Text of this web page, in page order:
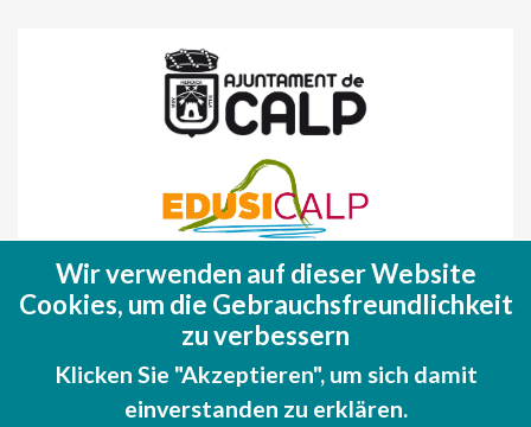
Fondo Europeo de Desarrollo Regional
(FEDER)
Una manera de hacer EUROPA
Wir verwenden auf dieser Website
Cookies, um die Gebrauchsfreundlichkeit
zu verbessern
Klicken Sie "Akzeptieren", um sich damit
einverstanden zu erklären.